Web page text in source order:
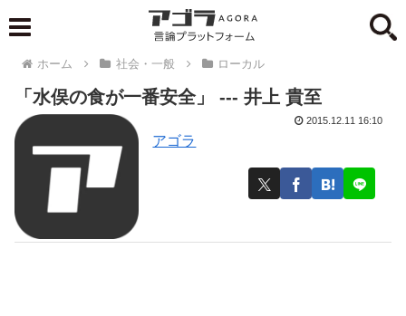
ホーム 社会・一般 ローカル
「水俣の食が一番安全」 --- 井上 貴至
アゴラ
2015.12.11 16:10